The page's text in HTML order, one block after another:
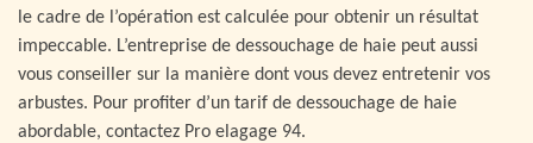
le cadre de l’opération est calculée pour obtenir un résultat
impeccable. L’entreprise de dessouchage de haie peut aussi
vous conseiller sur la manière dont vous devez entretenir vos
arbustes. Pour profiter d’un tarif de dessouchage de haie
abordable, contactez Pro elagage 94.